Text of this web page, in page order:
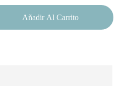
Añadir Al Carrito